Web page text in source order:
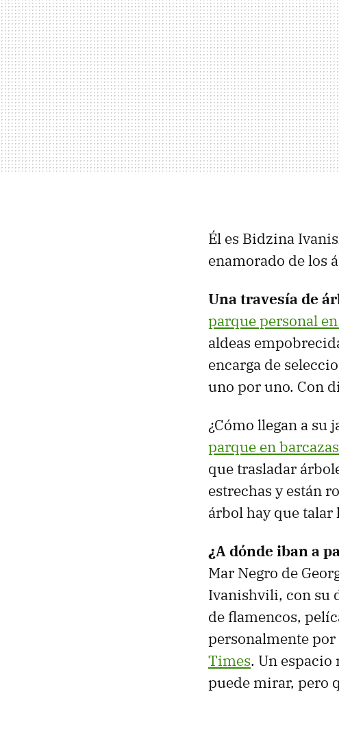
Él es Bidzina
enamorado de los
Una travesía de
parque personal
aldeas
encarga de
uno por uno. Con
¿Cómo llegan a su
parque en barcazas
que trasladar
estrechas y están
árbol hay que talar
¿A dónde iban a
Mar Negro de
Ivanishvili, con su
de flamencos,
personalmente por
Times. Un espacio
puede mirar, pero